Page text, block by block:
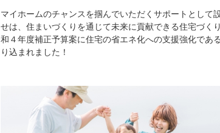
マイホームのチャンスを掴んでいただくサポートとして
せは、住まいづくりを通じて未来に貢献できる住宅づく
和４年度補正予算案に住宅の省エネ化への支援強化であ
り込まれました！